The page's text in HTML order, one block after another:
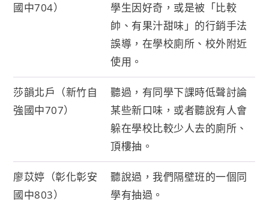
國中704）
學生因好奇，或是被「比較
帥、有果汁甜味」的行銷手法
誤導，在學校廁所、校外附近
使用。
莎韻北戶（新竹自
強國中707）
聽過，有同學下課時低聲討論
某些新口味，或者聽說有人會
躲在學校比較少人去的廁所、
頂樓抽。
廖苡婷（彰化彰安
國中803）
聽說過，我們隔壁班的一個同
學有抽過。